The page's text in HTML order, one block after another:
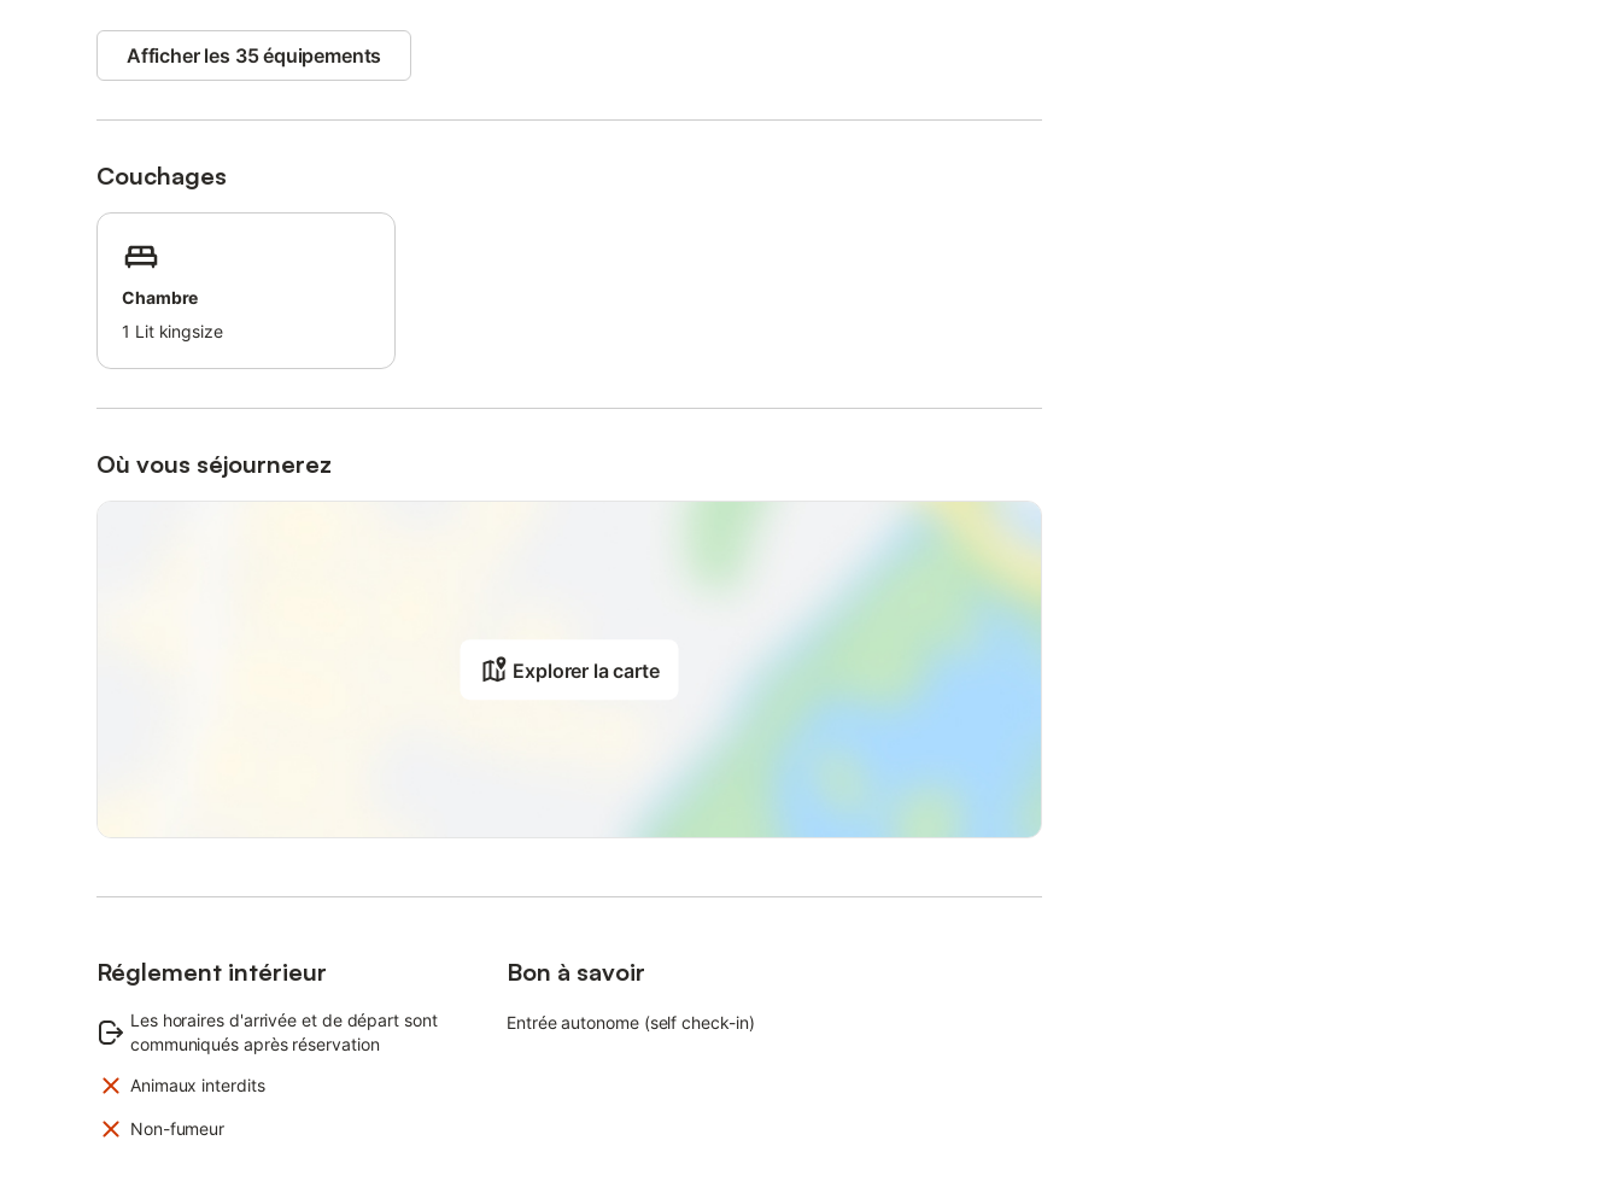
Afficher les 35 équipements
Couchages
Chambre
1 Lit kingsize
Où vous séjournerez
Explorer la carte
Réglement intérieur
Les horaires d'arrivée et de départ sont
communiqués après réservation
Animaux interdits
Non-fumeur
Bon à savoir
Entrée autonome (self check-in)